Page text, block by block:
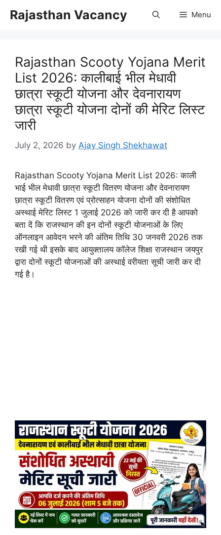
Rajasthan Vacancy Menu
Rajasthan Scooty Yojana Merit
List 2026: कालीबाई भील मेधावी
छात्रा स्कूटी योजना और देवनारायण
छात्रा स्कूटी योजना दोनों की मेरिट लिस्ट
जारी
July 2, 2026 by Ajay Singh Shekhawat
Rajasthan Scooty Yojana Merit List 2026: काली
भाई भील मेधावी छात्रा स्कूटी वितरण योजना और देवनारायण
छात्रा स्कूटी वितरण एवं प्रोत्साहन योजना दोनों की संशोधित
अस्थाई मेरिट लिस्ट 1 जुलाई 2026 को जारी कर दी है आपको
बता दें कि राजस्थान की इन दोनों स्कूटी योजनाओं के लिए
ऑनलाइन आवेदन भरने की अंतिम तिथि 30 जनवरी 2026 तक
रखी गई थी इसके बाद आयुक्तालय कॉलेज शिक्षा राजस्थान जयपुर
द्वारा दोनों स्कूटी योजनाओं की अस्थाई वरीयता सूची जारी कर दी
गई है।